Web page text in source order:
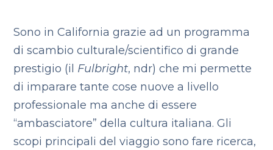
Sono in California grazie ad un programma
di scambio culturale/scientifico di grande
prestigio (il Fulbright, ndr) che mi permette
di imparare tante cose nuove a livello
professionale ma anche di essere
“ambasciatore” della cultura italiana. Gli
scopi principali del viaggio sono fare ricerca,